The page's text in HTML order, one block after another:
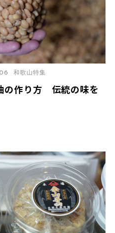
の作り方 伝統の味を
和歌山特集